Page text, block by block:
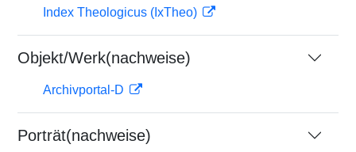
Index Theologicus (IxTheo)
Objekt/Werk(nachweise)
Archivportal-D
Porträt(nachweise)